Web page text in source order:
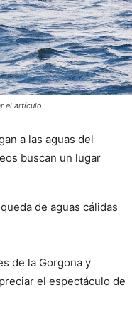
el artículo.
a las aguas del
buscan un lugar
de aguas cálidas
de la Gorgona y
el espectáculo de